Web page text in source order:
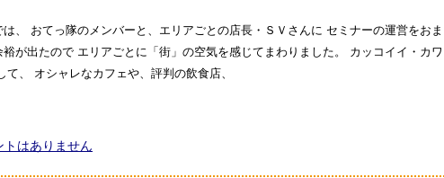
、 おてっ隊のメンバーと、エリアごとの店長・ＳＶさんに セミナーの運営をおま
が出たので エリアごとに「街」の空気を感じてまわりました。 カッコイイ・カワ
、 オシャレなカフェや、評判の飲食店、
トはありません